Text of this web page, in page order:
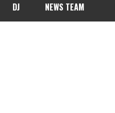
DJ
NEWS TEAM